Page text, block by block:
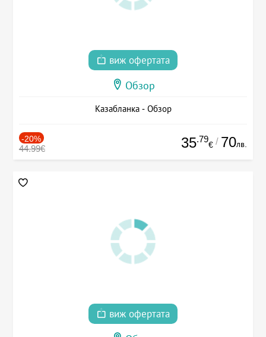
виж офертата
Обзор
Казабланка - Обзор
-20%
44.99€ 35.79
€ / 70лв.
виж офертата